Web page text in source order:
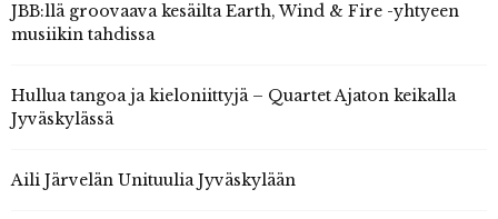
JBB:llä groovaava kesäilta Earth, Wind & Fire -yhtyeen
musiikin tahdissa
Hullua tangoa ja kieloniittyjä – Quartet Ajaton keikalla
Jyväskylässä
Aili Järvelän Unituulia Jyväskylään